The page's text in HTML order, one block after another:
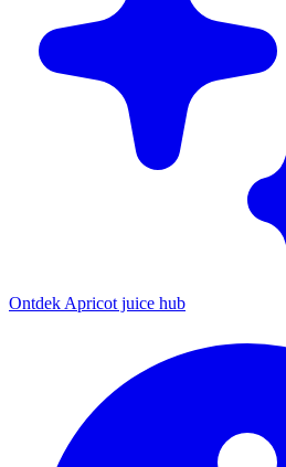
Ontdek Apricot juice hub